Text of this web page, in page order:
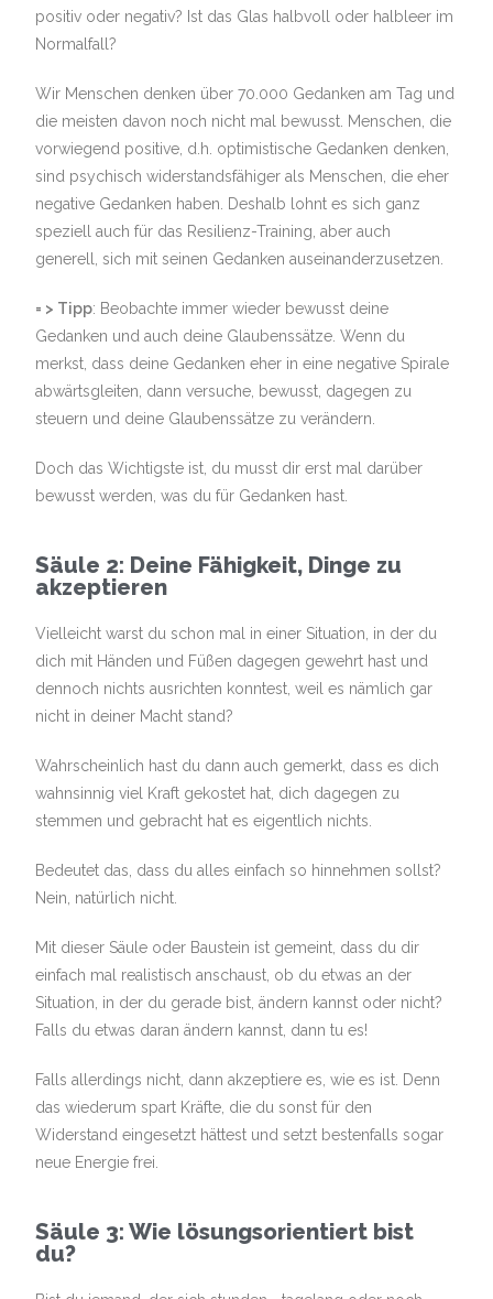
positiv oder negativ? Ist das Glas halbvoll oder halbleer im
Normalfall?
Wir Menschen denken über 70.000 Gedanken am Tag und
die meisten davon noch nicht mal bewusst. Menschen, die
vorwiegend positive, d.h. optimistische Gedanken denken,
sind psychisch widerstandsfähiger als Menschen, die eher
negative Gedanken haben. Deshalb lohnt es sich ganz
speziell auch für das Resilienz-Training, aber auch
generell, sich mit seinen Gedanken auseinanderzusetzen.
= > Tipp: Beobachte immer wieder bewusst deine
Gedanken und auch deine Glaubenssätze. Wenn du
merkst, dass deine Gedanken eher in eine negative Spirale
abwärtsgleiten, dann versuche, bewusst, dagegen zu
steuern und deine Glaubenssätze zu verändern.
Doch das Wichtigste ist, du musst dir erst mal darüber
bewusst werden, was du für Gedanken hast.
Säule 2: Deine Fähigkeit, Dinge zu
akzeptieren
Vielleicht warst du schon mal in einer Situation, in der du
dich mit Händen und Füßen dagegen gewehrt hast und
dennoch nichts ausrichten konntest, weil es nämlich gar
nicht in deiner Macht stand?
Wahrscheinlich hast du dann auch gemerkt, dass es dich
wahnsinnig viel Kraft gekostet hat, dich dagegen zu
stemmen und gebracht hat es eigentlich nichts.
Bedeutet das, dass du alles einfach so hinnehmen sollst?
Nein, natürlich nicht.
Mit dieser Säule oder Baustein ist gemeint, dass du dir
einfach mal realistisch anschaust, ob du etwas an der
Situation, in der du gerade bist, ändern kannst oder nicht?
Falls du etwas daran ändern kannst, dann tu es!
Falls allerdings nicht, dann akzeptiere es, wie es ist. Denn
das wiederum spart Kräfte, die du sonst für den
Widerstand eingesetzt hättest und setzt bestenfalls sogar
neue Energie frei.
Säule 3: Wie lösungsorientiert bist
du?